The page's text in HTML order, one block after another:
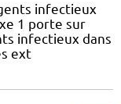
infectieux
1 porte sur
infectieux dans
ext